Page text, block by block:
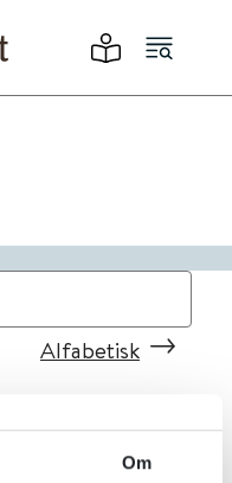
Om
Alfabetisk